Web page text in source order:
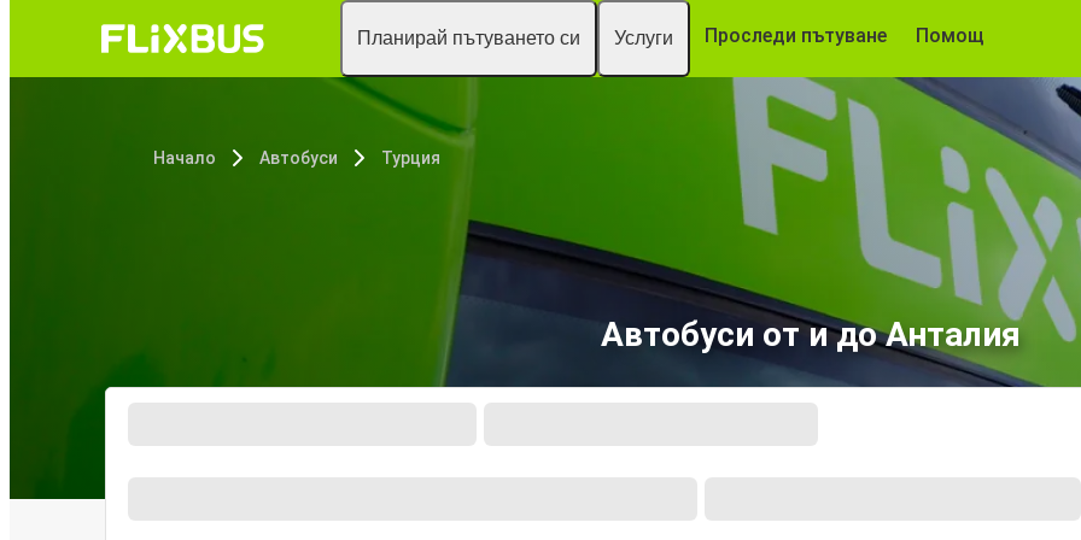
Планирай пътуването си Услуги Проследи пътуване Помощ
Начало Автобуси Турция
Автобуси от и до Анталия